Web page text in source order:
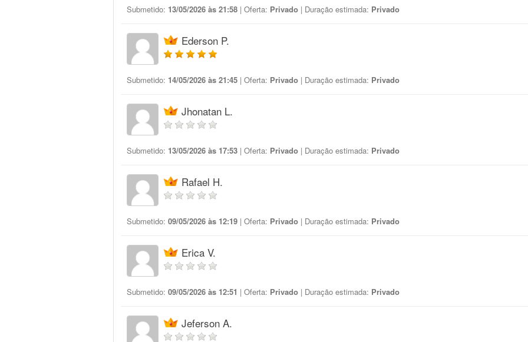
Submetido: 13/05/2026 às 21:58 | Oferta: Privado | Duração estimada: Privado
Ederson P.
Submetido: 14/05/2026 às 21:45 | Oferta: Privado | Duração estimada: Privado
Jhonatan L.
Submetido: 13/05/2026 às 17:53 | Oferta: Privado | Duração estimada: Privado
Rafael H.
Submetido: 09/05/2026 às 12:19 | Oferta: Privado | Duração estimada: Privado
Erica V.
Submetido: 09/05/2026 às 12:51 | Oferta: Privado | Duração estimada: Privado
Jeferson A.